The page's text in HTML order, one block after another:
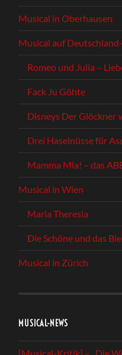
Musical in Oberhausen
Musical auf
Romeo und Julia –
Fack Ju Göhte
Disneys Der Glöckner
Drei Haselnüsse für
Mamma Mia! – das
Musical in Wien
Maria Theresia
Die Schöne und das
Musical in Zürich
MUSICAL-NEWS